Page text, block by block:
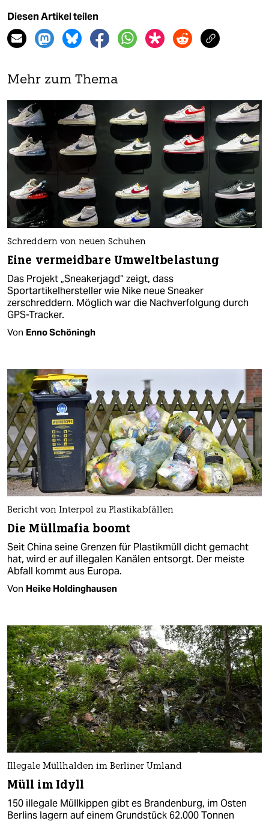
Diesen Artikel teilen
Mehr zum Thema
Schreddern von neuen Schuhen
Eine vermeidbare Umweltbelastung
Das Projekt „Sneakerjagd“ zeigt, dass
Sportartikelhersteller wie Nike neue Sneaker
zerschreddern. Möglich war die Nachverfolgung durch
GPS-Tracker.
Von Enno Schöningh
Bericht von Interpol zu Plastikabfällen
Die Müllmafia boomt
Seit China seine Grenzen für Plastikmüll dicht gemacht
hat, wird er auf illegalen Kanälen entsorgt. Der meiste
Abfall kommt aus Europa.
Von Heike Holdinghausen
Illegale Müllhalden im Berliner Umland
Müll im Idyll
150 illegale Müllkippen gibt es Brandenburg, im Osten
Berlins lagern auf einem Grundstück 62.000 Tonnen